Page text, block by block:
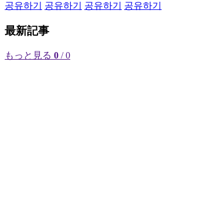
공유하기
공유하기 공유하기 공유하기
最新記事
もっと見る 0 / 0